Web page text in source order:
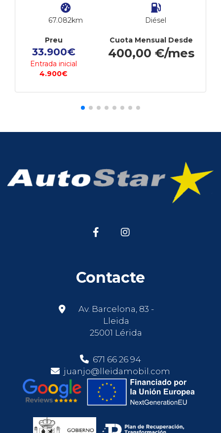
67.082km Diésel
Preu
33.900€
Entrada inicial
4.900€
Cuota Mensual Desde
400,00 €/mes
Contacte
Av. Barcelona, 83 -
Lleida
25001 Lérida
671 66 26 94
juanjo@lleidamobil.com